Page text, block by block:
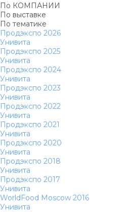
По КОМПАНИИ
По выставке
По тематике
Продэкспо 2026
Унивита
Продэкспо 2025
Унивита
Продэкспо 2024
Унивита
Продэкспо 2023
Унивита
Продэкспо 2022
Унивита
Продэкспо 2021
Унивита
Продэкспо 2020
Унивита
Продэкспо 2018
Унивита
Продэкспо 2017
Унивита
WorldFood Moscow 2016
Унивита